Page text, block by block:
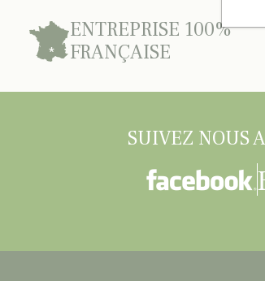
ENTREPRISE 100%
FRANÇAISE
SUIVEZ NOUS